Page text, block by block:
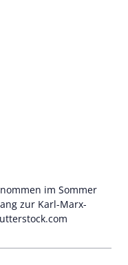
im Sommer
zur Karl-Marx-